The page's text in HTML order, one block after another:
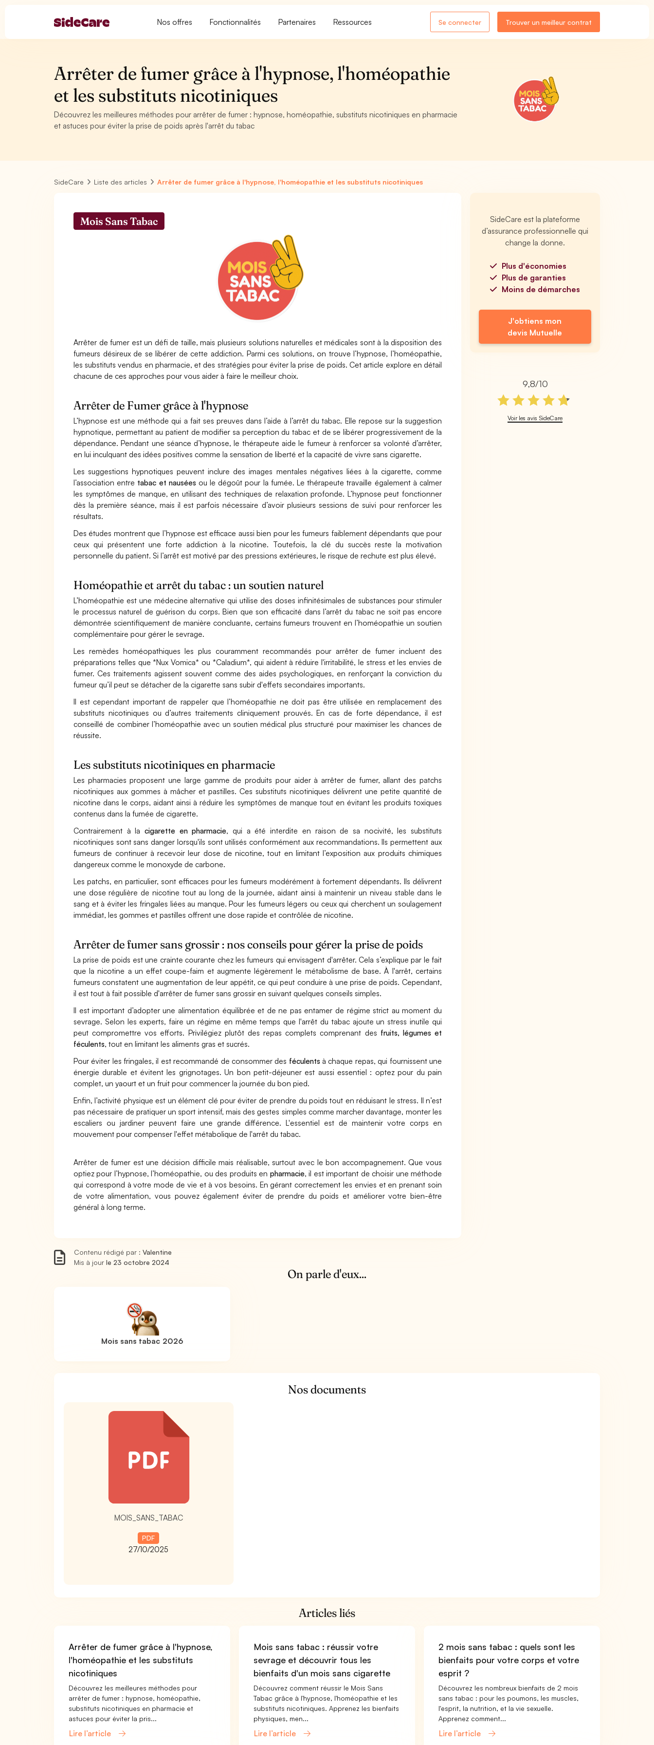
Nos offres Fonctionnalités Partenaires Ressources Se connecter Trouver un meilleur contrat
Arrêter de fumer grâce à l'hypnose, l'homéopathie
et les substituts nicotiniques
Découvrez les meilleures méthodes pour arrêter de fumer : hypnose, homéopathie, substituts nicotiniques en pharmacie
et astuces pour éviter la prise de poids après l'arrêt du tabac
SideCare Liste des articles Arrêter de fumer grâce à l'hypnose, l'homéopathie et les substituts nicotiniques
Mois Sans Tabac
Arrêter de fumer est un défi de taille, mais plusieurs solutions naturelles et médicales sont à la disposition des
fumeurs désireux de se libérer de cette addiction. Parmi ces solutions, on trouve l’hypnose, l’homéopathie,
les substituts vendus en pharmacie, et des stratégies pour éviter la prise de poids. Cet article explore en détail
chacune de ces approches pour vous aider à faire le meilleur choix.
Arrêter de Fumer grâce à l'hypnose
L’hypnose est une méthode qui a fait ses preuves dans l’aide à l’arrêt du tabac. Elle repose sur la suggestion
hypnotique, permettant au patient de modifier sa perception du tabac et de se libérer progressivement de la
dépendance. Pendant une séance d’hypnose, le thérapeute aide le fumeur à renforcer sa volonté d’arrêter,
en lui inculquant des idées positives comme la sensation de liberté et la capacité de vivre sans cigarette.
Les suggestions hypnotiques peuvent inclure des images mentales négatives liées à la cigarette, comme
l’association entre tabac et nausées ou le dégoût pour la fumée. Le thérapeute travaille également à calmer
les symptômes de manque, en utilisant des techniques de relaxation profonde. L’hypnose peut fonctionner
dès la première séance, mais il est parfois nécessaire d’avoir plusieurs sessions de suivi pour renforcer les
résultats.
Des études montrent que l’hypnose est efficace aussi bien pour les fumeurs faiblement dépendants que pour
ceux qui présentent une forte addiction à la nicotine. Toutefois, la clé du succès reste la motivation
personnelle du patient. Si l’arrêt est motivé par des pressions extérieures, le risque de rechute est plus élevé.
Homéopathie et arrêt du tabac : un soutien naturel
L’homéopathie est une médecine alternative qui utilise des doses infinitésimales de substances pour stimuler
le processus naturel de guérison du corps. Bien que son efficacité dans l’arrêt du tabac ne soit pas encore
démontrée scientifiquement de manière concluante, certains fumeurs trouvent en l’homéopathie un soutien
complémentaire pour gérer le sevrage.
Les remèdes homéopathiques les plus couramment recommandés pour arrêter de fumer incluent des
préparations telles que *Nux Vomica* ou *Caladium*, qui aident à réduire l'irritabilité, le stress et les envies de
fumer. Ces traitements agissent souvent comme des aides psychologiques, en renforçant la conviction du
fumeur qu’il peut se détacher de la cigarette sans subir d'effets secondaires importants.
Il est cependant important de rappeler que l’homéopathie ne doit pas être utilisée en remplacement des
substituts nicotiniques ou d’autres traitements cliniquement prouvés. En cas de forte dépendance, il est
conseillé de combiner l’homéopathie avec un soutien médical plus structuré pour maximiser les chances de
réussite.
Les substituts nicotiniques en pharmacie
Les pharmacies proposent une large gamme de produits pour aider à arrêter de fumer, allant des patchs
nicotiniques aux gommes à mâcher et pastilles. Ces substituts nicotiniques délivrent une petite quantité de
nicotine dans le corps, aidant ainsi à réduire les symptômes de manque tout en évitant les produits toxiques
contenus dans la fumée de cigarette.
Contrairement à lacigarette en pharmacie, qui a été interdite en raison de sa nocivité, les substituts
nicotiniques sont sans danger lorsqu'ils sont utilisés conformément aux recommandations. Ils permettent aux
fumeurs de continuer à recevoir leur dose de nicotine, tout en limitant l’exposition aux produits chimiques
dangereux comme le monoxyde de carbone.
Les patchs, en particulier, sont efficaces pour les fumeurs modérément à fortement dépendants. Ils délivrent
une dose régulière de nicotine tout au long de la journée, aidant ainsi à maintenir un niveau stable dans le
sang et à éviter les fringales liées au manque. Pour les fumeurs légers ou ceux qui cherchent un soulagement
immédiat, les gommes et pastilles offrent une dose rapide et contrôlée de nicotine.
Arrêter de fumer sans grossir : nos conseils pour gérer la prise de poids
La prise de poids est une crainte courante chez les fumeurs qui envisagent d'arrêter. Cela s’explique par le fait
que la nicotine a un effet coupe-faim et augmente légèrement le métabolisme de base. À l'arrêt, certains
fumeurs constatent une augmentation de leur appétit, ce qui peut conduire à une prise de poids. Cependant,
il est tout à fait possible d'arrêter de fumer sans grossir en suivant quelques conseils simples.
Il est important d’adopter une alimentation équilibrée et de ne pas entamer de régime strict au moment du
sevrage. Selon les experts, faire un régime en même temps que l'arrêt du tabac ajoute un stress inutile qui
peut compromettre vos efforts. Privilégiez plutôt des repas complets comprenant des fruits, légumes et
féculents, tout en limitant les aliments gras et sucrés.
Pour éviter les fringales, il est recommandé de consommer des féculents à chaque repas, qui fournissent une
énergie durable et évitent les grignotages. Un bon petit-déjeuner est aussi essentiel : optez pour du pain
complet, un yaourt et un fruit pour commencer la journée du bon pied.
Enfin, l’activité physique est un élément clé pour éviter de prendre du poids tout en réduisant le stress. Il n’est
pas nécessaire de pratiquer un sport intensif, mais des gestes simples comme marcher davantage, monter les
escaliers ou jardiner peuvent faire une grande différence. L'essentiel est de maintenir votre corps en
mouvement pour compenser l'effet métabolique de l'arrêt du tabac.
Arrêter de fumer est une décision difficile mais réalisable, surtout avec le bon accompagnement. Que vous
optiez pour l’hypnose, l’homéopathie, ou des produits en pharmacie, il est important de choisir une méthode
qui correspond à votre mode de vie et à vos besoins. En gérant correctement les envies et en prenant soin
de votre alimentation, vous pouvez également éviter de prendre du poids et améliorer votre bien-être
général à long terme.
SideCare est la plateforme
d’assurance professionnelle qui
change la donne.
Plus d'économies
Plus de garanties
Moins de démarches
J'obtiens mon
devis Mutuelle
9,8/10
Voir les avis SideCare
Contenu rédigé par :Valentine
Mis à jourle 23 octobre 2024
On parle d'eux...
Mois sans tabac 2026
Nos documents
MOIS_SANS_TABAC
PDF
27/10/2025
Articles liés
Arrêter de fumer grâce à l'hypnose,
l'homéopathie et les substituts
nicotiniques
Découvrez les meilleures méthodes pour
arrêter de fumer : hypnose, homéopathie,
substituts nicotiniques en pharmacie et
astuces pour éviter la pris...
Lire l’article
Mois sans tabac : réussir votre
sevrage et découvrir tous les
bienfaits d'un mois sans cigarette
Découvrez comment réussir le Mois Sans
Tabac grâce à l'hypnose, l'homéopathie et les
substituts nicotiniques. Apprenez les bienfaits
physiques, men...
Lire l’article
2 mois sans tabac : quels sont les
bienfaits pour votre corps et votre
esprit ?
Découvrez les nombreux bienfaits de 2 mois
sans tabac : pour les poumons, les muscles,
l'esprit, la nutrition, et la vie sexuelle.
Apprenez comment...
Lire l’article